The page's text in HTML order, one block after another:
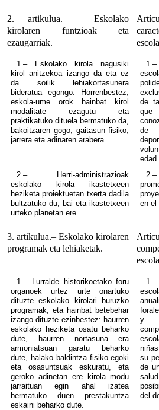
2. artikulua. – Eskolako
kirolaren funtzioak eta
ezaugarriak.
1.– Eskolako kirola nagusiki
kirol anitzekoa izango da eta ez
da soilik lehiakortasunera
bideratua egongo. Horrenbestez,
eskola-ume orok hainbat kirol
modalitate ezagutu eta
praktikatuko dituela bermatuko da,
bakoitzaren gogo, gaitasun fisiko,
jarrera eta adinaren arabera.
de
que
de
edad.
2.– Herri-administrazioak
eskolako kirola ikastetxeen
heziketa proiektuetan txerta dadila
bultzatuko du, bai eta ikastetxeen
urteko planetan ere.
en el
3. artikulua.–Eskolako kirolaren
programak eta lehiaketak.
1.– Lurralde historikoetako foru
organoek urtez urte onartuko
dituzte eskolako kirolari buruzko
programak, eta hainbat betebehar
izango dituzte ezinbestez: haurren
eskolako heziketa osatu beharko
dute, haurren nortasuna era
armoniatsuan garatu beharko
dute, halako baldintza fisiko egoki
eta osasuntsuak eskuratu, eta
geroko adinetan ere kirola modu
jarraituan egin ahal izatea
bermatuko duen prestakuntza
eskaini beharko dute.
y
su
de
del